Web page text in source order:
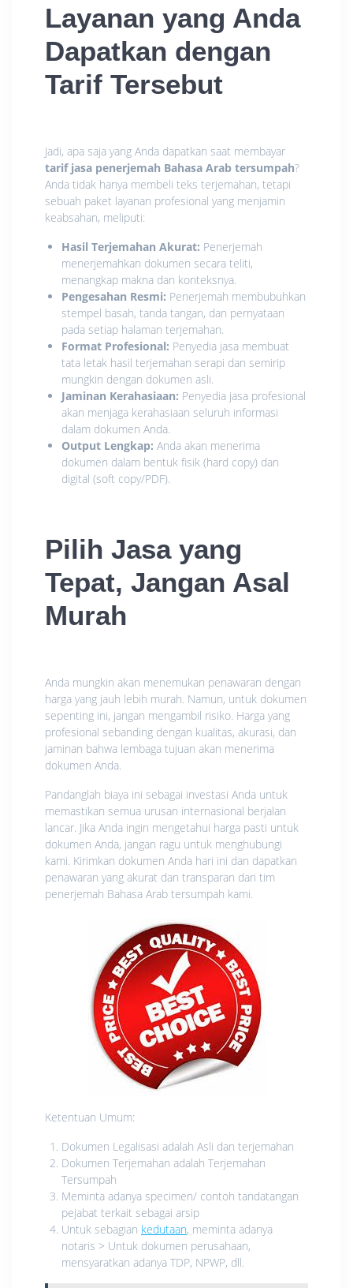
Layanan yang Anda
Dapatkan dengan
Tarif Tersebut
Jadi, apa saja yang Anda dapatkan saat membayar
tarif jasa penerjemah Bahasa Arab tersumpah?
Anda tidak hanya membeli teks terjemahan, tetapi
sebuah paket layanan profesional yang menjamin
keabsahan, meliputi:
Hasil Terjemahan Akurat: Penerjemah
menerjemahkan dokumen secara teliti,
menangkap makna dan konteksnya.
Pengesahan Resmi: Penerjemah membubuhkan
stempel basah, tanda tangan, dan pernyataan
pada setiap halaman terjemahan.
Format Profesional: Penyedia jasa membuat
tata letak hasil terjemahan serapi dan semirip
mungkin dengan dokumen asli.
Jaminan Kerahasiaan: Penyedia jasa profesional
akan menjaga kerahasiaan seluruh informasi
dalam dokumen Anda.
Output Lengkap: Anda akan menerima
dokumen dalam bentuk fisik (hard copy) dan
digital (soft copy/PDF).
Pilih Jasa yang
Tepat, Jangan Asal
Murah
Anda mungkin akan menemukan penawaran dengan
harga yang jauh lebih murah. Namun, untuk dokumen
sepenting ini, jangan mengambil risiko. Harga yang
profesional sebanding dengan kualitas, akurasi, dan
jaminan bahwa lembaga tujuan akan menerima
dokumen Anda.
Pandanglah biaya ini sebagai investasi Anda untuk
memastikan semua urusan internasional berjalan
lancar. Jika Anda ingin mengetahui harga pasti untuk
dokumen Anda, jangan ragu untuk menghubungi
kami. Kirimkan dokumen Anda hari ini dan dapatkan
penawaran yang akurat dan transparan dari tim
penerjemah Bahasa Arab tersumpah kami.
Ketentuan Umum:
Dokumen Legalisasi adalah Asli dan terjemahan
Dokumen Terjemahan adalah Terjemahan
Tersumpah
Meminta adanya specimen/ contoh tandatangan
pejabat terkait sebagai arsip
Untuk sebagian kedutaan, meminta adanya
notaris > Untuk dokumen perusahaan,
mensyaratkan adanya TDP, NPWP, dll.